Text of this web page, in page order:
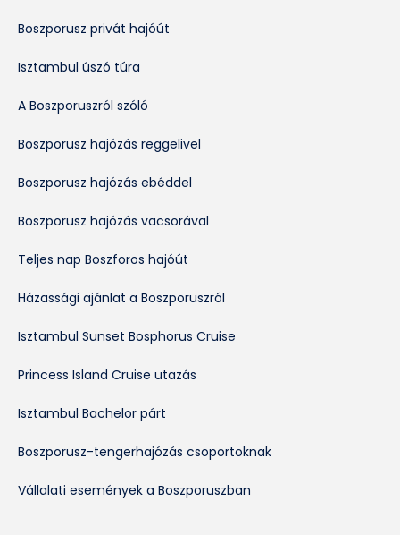
Boszporusz privát hajóút
Isztambul úszó túra
A Boszporuszról szóló
Boszporusz hajózás reggelivel
Boszporusz hajózás ebéddel
Boszporusz hajózás vacsorával
Teljes nap Boszforos hajóút
Házassági ajánlat a Boszporuszról
Isztambul Sunset Bosphorus Cruise
Princess Island Cruise utazás
Isztambul Bachelor párt
Boszporusz-tengerhajózás csoportoknak
Vállalati események a Boszporuszban